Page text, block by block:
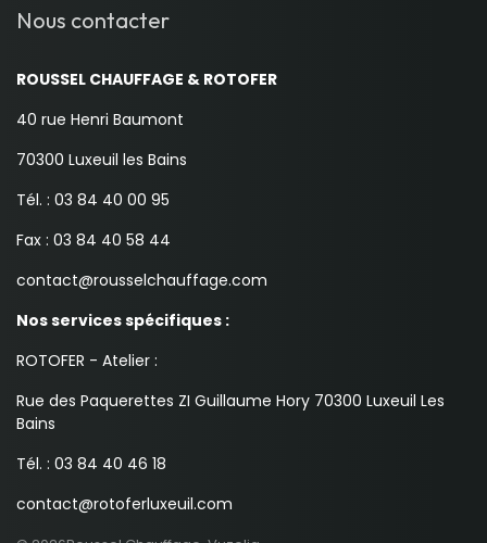
Nous contacter
ROUSSEL CHAUFFAGE & ROTOFER
40 rue Henri Baumont
70300 Luxeuil les Bains
Tél. : 03 84 40 00 95
Fax : 03 84 40 58 44
contact@rousselchauffage.com
Nos services spécifiques :
ROTOFER - Atelier :
Rue des Paquerettes ZI Guillaume Hory 70300 Luxeuil Les
Bains
Tél. : 03 84 40 46 18
contact@rotoferluxeuil.com